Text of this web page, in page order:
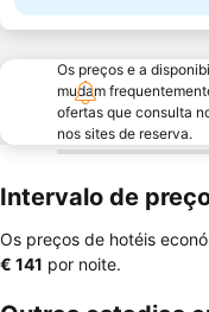
Os preços e a
mudam
ofertas que consulta
nos sites de reserva.
Intervalo de
Os preços de hotéis
‎€ 141 por noite.